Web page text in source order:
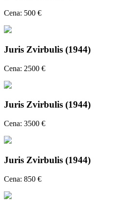
Cena: 500 €
Juris Zvirbulis (1944)
Cena: 2500 €
Juris Zvirbulis (1944)
Cena: 3500 €
Juris Zvirbulis (1944)
Cena: 850 €